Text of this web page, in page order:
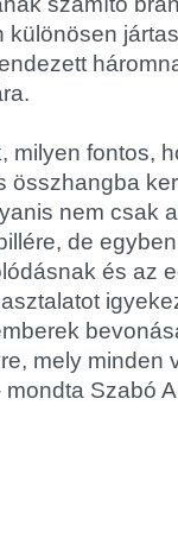
milyen fontos,
összhangba
nem csak
de
és az
mely minden
Szabó